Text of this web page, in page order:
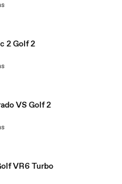
2 Golf 2
VS Golf 2
VR6 Turbo